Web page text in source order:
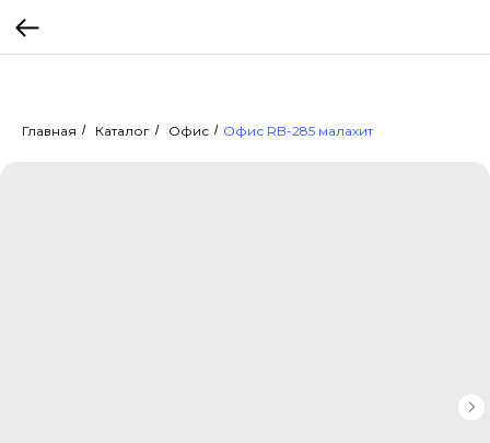
Главная / Каталог / Офис / Офис RB-285 малахит